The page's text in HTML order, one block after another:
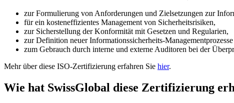
zur Formulierung von Anforderungen und Zielsetzungen zur
für ein kosteneffizientes Management von Sicherheitsrisiken,
zur Sicherstellung der Konformität mit Gesetzen und Regularien,
zur Definition neuer Informationssicherheits-
zum Gebrauch durch interne und externe Auditoren bei der
Mehr über diese ISO-Zertifizierung erfahren Sie hier.
Wie hat SwissGlobal diese Zertifizierung